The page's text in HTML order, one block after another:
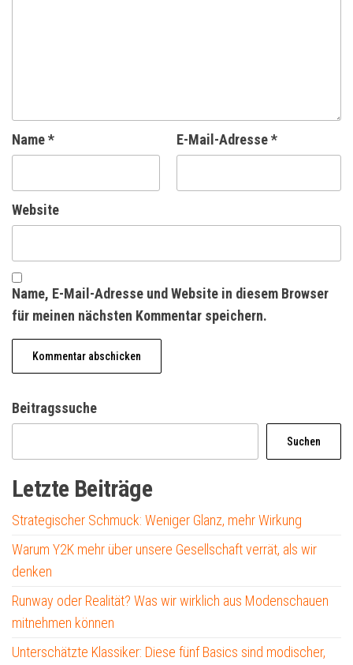
Name* E-Mail-Adresse*
Website
Name, E-Mail-Adresse und Website in diesem Browser
für meinen nächsten Kommentar speichern.
Beitragssuche
Suchen
Letzte Beiträge
Strategischer Schmuck: Weniger Glanz, mehr Wirkung
Warum Y2K mehr über unsere Gesellschaft verrät, als wir
denken
Runway oder Realität? Was wir wirklich aus Modenschauen
mitnehmen können
Unterschätzte Klassiker: Diese fünf Basics sind modischer,